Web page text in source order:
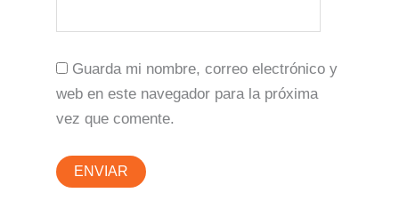
Guarda mi nombre, correo electrónico y
web en este navegador para la próxima
vez que comente.